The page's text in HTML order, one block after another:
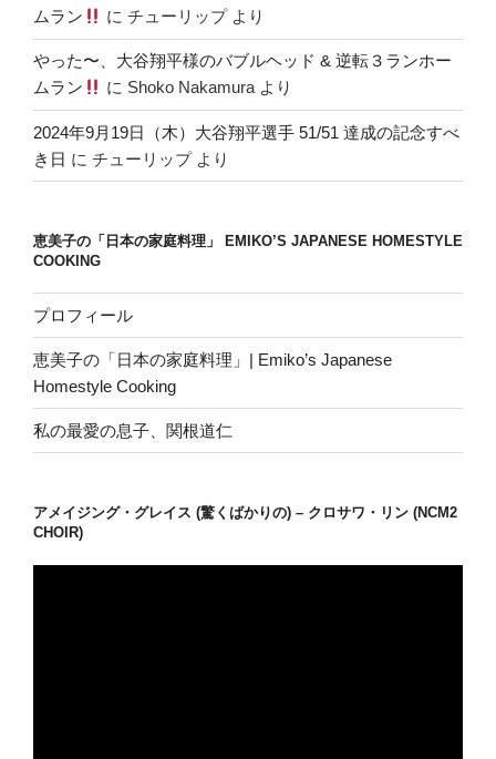
ムラン にチューリップより
やった〜、大谷翔平様のバブルヘッド & 逆転３ランホー
ムラン
に Shoko Nakamuraより
2024年9月19日（木）大谷翔平選手 51/51 達成の記念すべ
き日 に チューリップより
恵美子の「日本の家庭料理」 EMIKO’S JAPANESE HOMESTYLE
COOKING
プロフィール
恵美子の「日本の家庭料理」| Emiko’s Japanese
Homestyle Cooking
私の最愛の息子、関根道仁
アメイジング・グレイス (驚くばかりの) – クロサワ・リン (NCM2
CHOIR)